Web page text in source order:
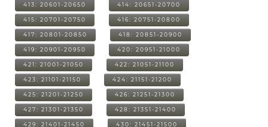
413: 20601-20650 414: 20651-20700
415: 20701-20750 416: 20751-20800
417: 20801-20850 418: 20851-20900
419: 20901-20950 420: 20951-21000
421: 21001-21050 422: 21051-21100
423: 21101-21150 424: 21151-21200
425: 21201-21250 426: 21251-21300
427: 21301-21350 428: 21351-21400
429: 21401-21450 430: 21451-21500